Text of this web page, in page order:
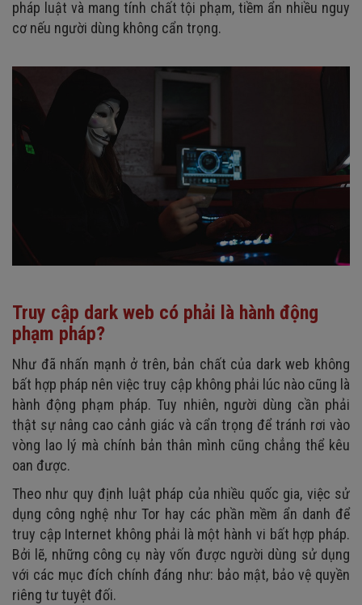
pháp luật và mang tính chất tội phạm, tiềm ẩn nhiều nguy
cơ nếu người dùng không cẩn trọng.
Truy cập dark web có phải là hành động
phạm pháp?
Như đã nhấn mạnh ở trên, bản chất của dark web không
bất hợp pháp nên việc truy cập không phải lúc nào cũng là
hành động phạm pháp. Tuy nhiên, người dùng cần phải
thật sự nâng cao cảnh giác và cẩn trọng để tránh rơi vào
vòng lao lý mà chính bản thân mình cũng chẳng thể kêu
oan được.
Theo như quy định luật pháp của nhiều quốc gia, việc sử
dụng công nghệ như Tor hay các phần mềm ẩn danh để
truy cập Internet không phải là một hành vi bất hợp pháp.
Bởi lẽ, những công cụ này vốn được người dùng sử dụng
với các mục đích chính đáng như: bảo mật, bảo vệ quyền
riêng tư tuyệt đối.